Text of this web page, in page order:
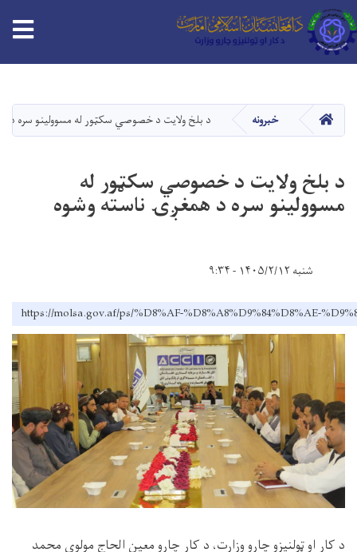
دانګل
HOME خبرونه د بلخ ولایت د خصوصي سکټور له مسوولینو سره د
د بلخ ولایت د خصوصي سکټور له
مسوولینو سره د همغږۍ ناسته وشوه
شنبه ۱۴۰۵/۲/۱۲ - ۹:۳۴
https://molsa.gov.af/ps/%D8%AF-%D8%A8%D9%84%D8%AE-
د کار او ټولنیزو چارو وزارت، د کار چارو معین الحاج مولوي محمد